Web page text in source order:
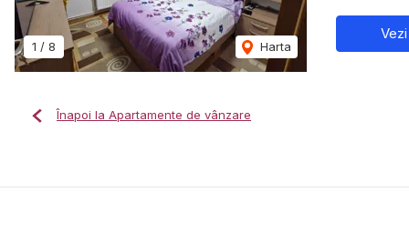
1 / 8 Harta
Înapoi la Apartamente de vânzare